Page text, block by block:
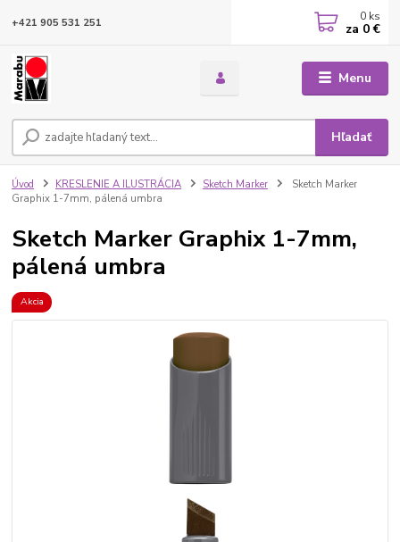
Menu
Hľadať
+421 905 531 251 0 ks
za 0 €
Úvod KRESLENIE A ILUSTRÁCIA Sketch Marker
Sketch Marker
Graphix 1-7mm, pálená umbra
Sketch Marker Graphix 1-7mm,
pálená umbra
Akcia